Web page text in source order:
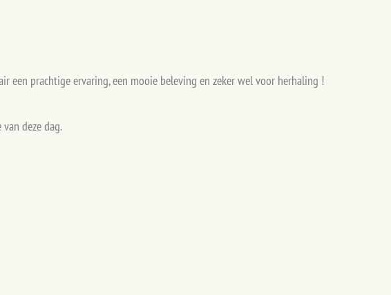
een prachtige ervaring, een mooie beleving en zeker wel voor herhaling !
deze dag.